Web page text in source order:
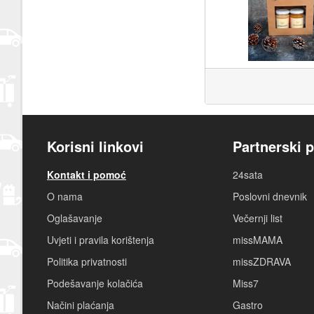
Korisni linkovi
Kontakt i pomoć
O nama
Oglašavanje
Uvjeti i pravila korištenja
Politika privatnosti
Podešavanje kolačića
Načini plaćanja
Partnerski
24sata
Poslovni dnevnik
Večernji list
missMAMA
missZDRAVA
Miss7
Gastro